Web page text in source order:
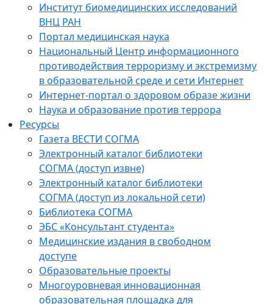
Институт биомедицинских исследований
ВНЦ РАН
Портал медицинская наука
Национальный Центр информационного
противодействия терроризму и экстремизму
в образовательной среде и сети Интернет
Интернет-портал о здоровом образе жизни
Наука и образование против террора
Ресурсы
Газета ВЕСТИ СОГМА
Электронный каталог библиотеки
СОГМА (доступ извне)
Электронный каталог библиотеки
СОГМА (доступ из локальной сети)
Библиотека СОГМА
ЭБС «Консультант студента»
Медицинские издания в свободном
доступе
Образовательные проекты
Многоуровневая инновационная
образовательная площадка для